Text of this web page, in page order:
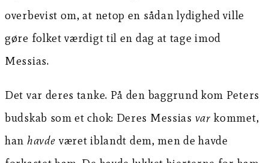
overbevist om, at netop en sådan lydighed ville
gøre folket værdigt til en dag at tage imod
Messias.
Det var deres tanke. På den baggrund kom Peters
budskab som et chok: Deres Messias varkommet,
han havdeværet iblandt dem, men de havde